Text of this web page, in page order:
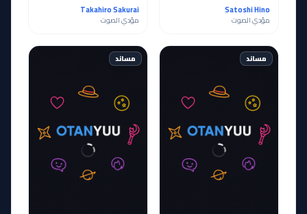
Satoshi Hino
مؤدي الصوت
Takahiro Sakurai
مؤدي الصوت
مساند مساند